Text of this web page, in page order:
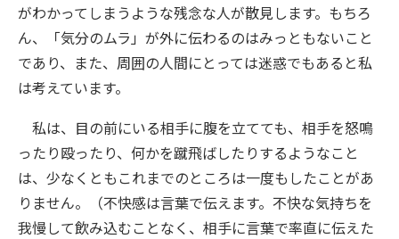
がわかってしまうような残念な人が散見します。もちろ
ん、「気分のムラ」が外に伝わるのはみっともないこと
であり、また、周囲の人間にとっては迷惑でもあると私
は考えています。
私は、目の前にいる相手に腹を立てても、相手を怒鳴
ったり殴ったり、何かを蹴飛ばしたりするようなこと
は、少なくともこれまでのところは一度もしたことがあ
りません。（不快感は言葉で伝えます。不快な気持ちを
我慢して飲み込むことなく、相手に言葉で率直に伝えた